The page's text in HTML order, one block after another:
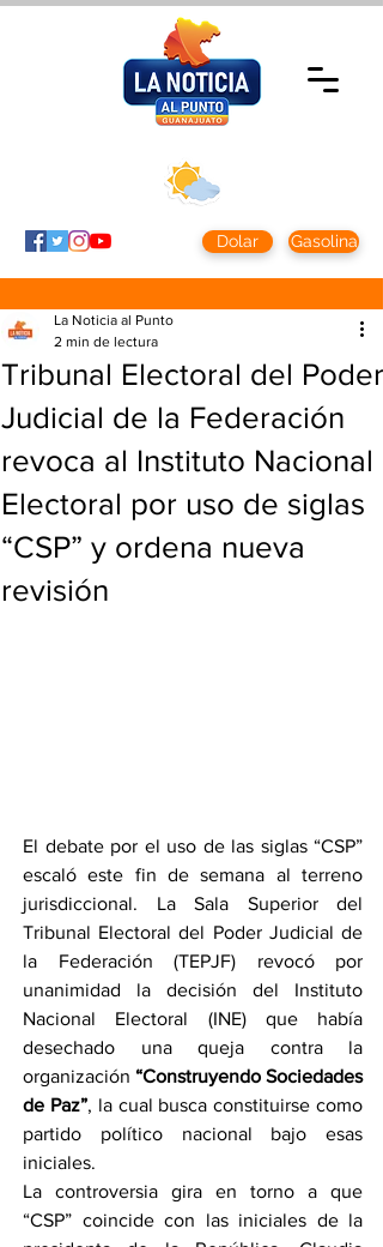
Dolar Gasolina
Tribunal Electoral del Poder
Judicial de la Federación
revoca al Instituto Nacional
Electoral por uso de siglas
“CSP” y ordena nueva
revisión
La Noticia al Punto
2 min de lectura
El debate por el uso de las siglas “CSP”
escaló este fin de semana al terreno
jurisdiccional. La Sala Superior del
Tribunal Electoral del Poder Judicial de
la Federación (TEPJF) revocó por
unanimidad la decisión del Instituto
Nacional Electoral (INE) que había
desechado una queja contra la
organización “Construyendo Sociedades
de Paz”, la cual busca constituirse como
partido político nacional bajo esas
iniciales.
La controversia gira en torno a que
“CSP” coincide con las iniciales de la